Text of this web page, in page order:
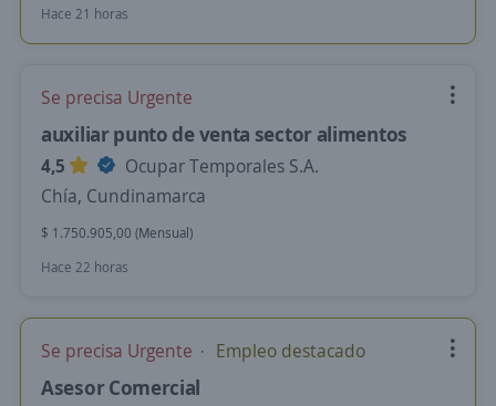
Hace 21 horas
Se precisa Urgente
auxiliar punto de venta sector alimentos
4,5
Ocupar Temporales S.A.
Chía, Cundinamarca
$ 1.750.905,00 (Mensual)
Hace 22 horas
Se precisa Urgente Empleo destacado
Asesor Comercial